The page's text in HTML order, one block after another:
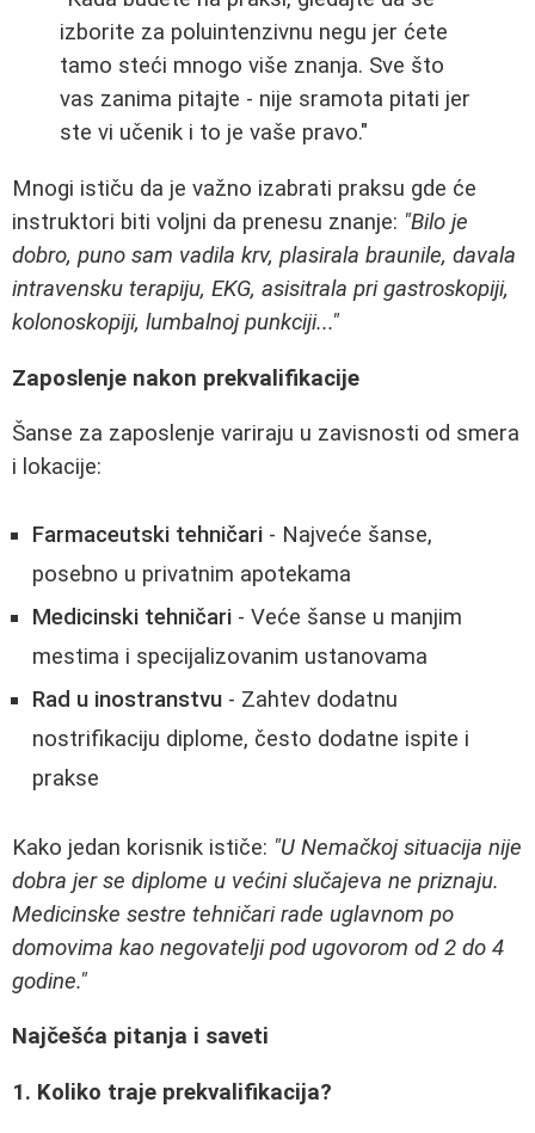
izborite za poluintenzivnu negu jer ćete
tamo steći mnogo više znanja. Sve što
vas zanima pitajte - nije sramota pitati jer
ste vi učenik i to je vaše pravo."
Mnogi ističu da je važno izabrati praksu gde će
instruktori biti voljni da prenesu znanje: "Bilo je
dobro, puno sam vadila krv, plasirala braunile, davala
intravensku terapiju, EKG, asisitrala pri gastroskopiji,
kolonoskopiji, lumbalnoj punkciji..."
Zaposlenje nakon prekvalifikacije
Šanse za zaposlenje variraju u zavisnosti od smera
i lokacije:
Farmaceutski tehničari - Najveće šanse,
posebno u privatnim apotekama
Medicinski tehničari - Veće šanse u manjim
mestima i specijalizovanim ustanovama
Rad u inostranstvu - Zahtev dodatnu
nostrifikaciju diplome, često dodatne ispite i
prakse
Kako jedan korisnik ističe: "U Nemačkoj situacija nije
dobra jer se diplome u većini slučajeva ne priznaju.
Medicinske sestre tehničari rade uglavnom po
domovima kao negovatelji pod ugovorom od 2 do 4
godine."
Najčešća pitanja i saveti
1. Koliko traje prekvalifikacija?